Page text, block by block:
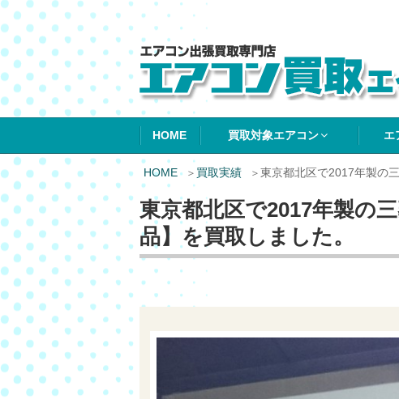
エアコン買取エイ
HOME 買取対象エアコン エ
HOME 買取実績 東京都北区で2017年製の
東京都北区で2017年製の
品】を買取しました。